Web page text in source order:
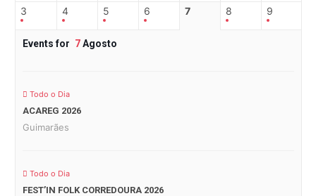
3 4 5 6 7 8 9
Events for 7Agosto
Todo o Dia
ACAREG 2026
Guimarães
Todo o Dia
FEST’IN FOLK CORREDOURA 2026